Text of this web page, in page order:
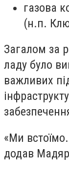
газова
(н.п.
Загалом за
ладу було
важливих
«Ми
додав